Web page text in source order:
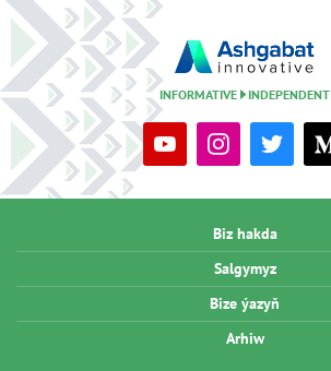
INFORMATIVE INDEPENDENT
Biz hakda
Salgymyz
Bize ýazyň
Arhiw